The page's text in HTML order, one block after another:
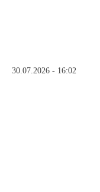
30.07.2026 - 16:02